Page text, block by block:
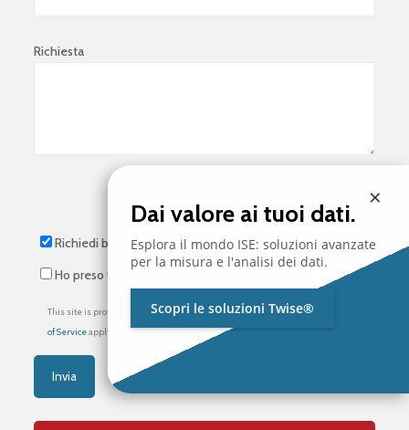
Richiesta
Richiedi brochure
Ho preso visione dell’
This site is protected by reCAPTCHA and the GooglePrivacy Policy
of Serviceapply.
×
Dai valore ai tuoi dati.
Esplora il mondo ISE: soluzioni avanzate
per la misura e l'analisi dei dati.
Scopri le soluzioni Twise®